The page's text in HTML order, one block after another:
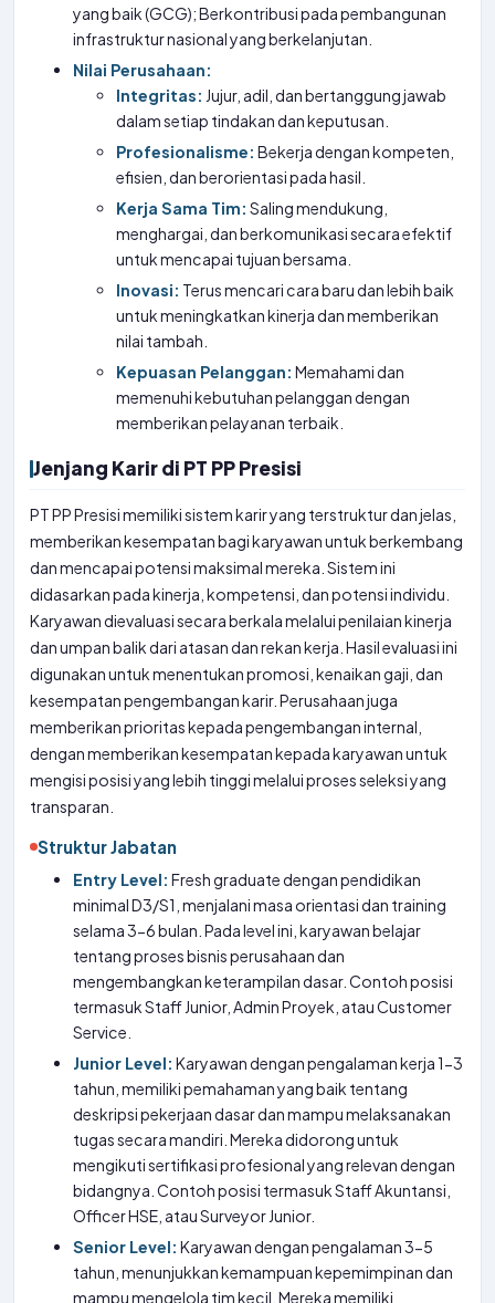
yang baik (GCG); Berkontribusi pada pembangunan
infrastruktur nasional yang berkelanjutan.
Nilai Perusahaan:
Integritas: Jujur, adil, dan bertanggung jawab
dalam setiap tindakan dan keputusan.
Profesionalisme: Bekerja dengan kompeten,
efisien, dan berorientasi pada hasil.
Kerja Sama Tim: Saling mendukung,
menghargai, dan berkomunikasi secara efektif
untuk mencapai tujuan bersama.
Inovasi: Terus mencari cara baru dan lebih baik
untuk meningkatkan kinerja dan memberikan
nilai tambah.
Kepuasan Pelanggan: Memahami dan
memenuhi kebutuhan pelanggan dengan
memberikan pelayanan terbaik.
Jenjang Karir di PT PP Presisi
PT PP Presisi memiliki sistem karir yang terstruktur dan jelas,
memberikan kesempatan bagi karyawan untuk berkembang
dan mencapai potensi maksimal mereka. Sistem ini
didasarkan pada kinerja, kompetensi, dan potensi individu.
Karyawan dievaluasi secara berkala melalui penilaian kinerja
dan umpan balik dari atasan dan rekan kerja. Hasil evaluasi ini
digunakan untuk menentukan promosi, kenaikan gaji, dan
kesempatan pengembangan karir. Perusahaan juga
memberikan prioritas kepada pengembangan internal,
dengan memberikan kesempatan kepada karyawan untuk
mengisi posisi yang lebih tinggi melalui proses seleksi yang
transparan.
Struktur Jabatan
Entry Level: Fresh graduate dengan pendidikan
minimal D3/S1, menjalani masa orientasi dan training
selama 3-6 bulan. Pada level ini, karyawan belajar
tentang proses bisnis perusahaan dan
mengembangkan keterampilan dasar. Contoh posisi
termasuk Staff Junior, Admin Proyek, atau Customer
Service.
Junior Level: Karyawan dengan pengalaman kerja 1-3
tahun, memiliki pemahaman yang baik tentang
deskripsi pekerjaan dasar dan mampu melaksanakan
tugas secara mandiri. Mereka didorong untuk
mengikuti sertifikasi profesional yang relevan dengan
bidangnya. Contoh posisi termasuk Staff Akuntansi,
Officer HSE, atau Surveyor Junior.
Senior Level: Karyawan dengan pengalaman 3-5
tahun, menunjukkan kemampuan kepemimpinan dan
mampu mengelola tim kecil. Mereka memiliki